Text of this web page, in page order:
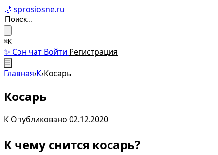
🌙 sprosiosne.ru
⌘K
✨ Сон чат Войти Регистрация
☰
Главная›К›Косарь
Косарь
К Опубликовано 02.12.2020
К чему снится косарь?